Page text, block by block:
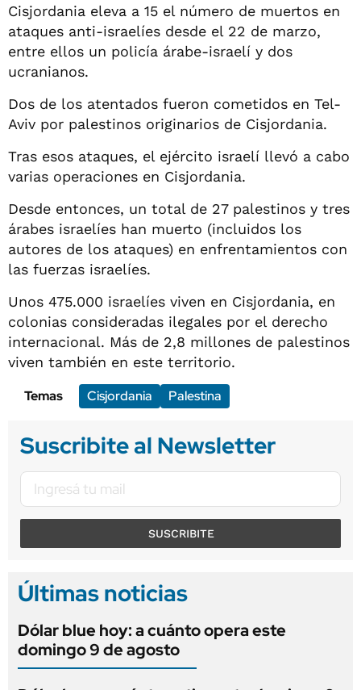
Cisjordania eleva a 15 el número de muertos en
ataques anti-israelíes desde el 22 de marzo,
entre ellos un policía árabe-israelí y dos
ucranianos.
Dos de los atentados fueron cometidos en Tel-
Aviv por palestinos originarios de Cisjordania.
Tras esos ataques, el ejército israelí llevó a cabo
varias operaciones en Cisjordania.
Desde entonces, un total de 27 palestinos y tres
árabes israelíes han muerto (incluidos los
autores de los ataques) en enfrentamientos con
las fuerzas israelíes.
Unos 475.000 israelíes viven en Cisjordania, en
colonias consideradas ilegales por el derecho
internacional. Más de 2,8 millones de palestinos
viven también en este territorio.
Temas
Cisjordania Palestina
Suscribite al Newsletter
SUSCRIBITE
Últimas noticias
Dólar blue hoy: a cuánto opera este
domingo 9 de agosto